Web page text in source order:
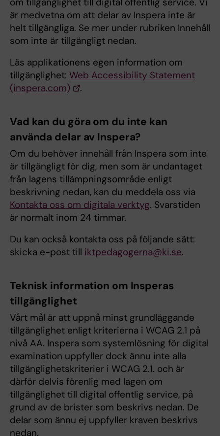
är medvetna om att delar av Inspera inte är
helt tillgängliga. Se mer under rubriken Innehåll
som inte är tillgängligt nedan.
Läs applikationens egen information om
tillgänglighet: Web Accessibility Statement
(inspera.com)
.
Vad kan du göra om du inte kan
använda delar av Inspera?
Om du behöver innehåll från Inspera som inte
är tillgängligt för dig, men som är undantaget
från lagens tillämpningsområde enligt
beskrivning nedan, kan du meddela oss via
Kontakta oss om digitala verktyg. Svarstiden
är normalt inom 24 timmar.
Du kan också kontakta oss på följande sätt:
skicka e-post till iktpedagogerna@ki.se.
Teknisk information om Insperas
tillgänglighet
Vårt mål är att uppnå minst grundläggande
tillgänglighet enligt kriterierna i WCAG 2.1 på
nivå AA. Inspera som systemlösning för digital
examination uppfyller dock ännu inte alla
tillgänglighetskriterier i WCAG 2.1. och är
därför delvis förenlig med lagen om
tillgänglighet till digital offentlig service, på
grund av de brister som beskrivs nedan. De
delar som ännu ej uppfyller kraven beskrivs
nedan.